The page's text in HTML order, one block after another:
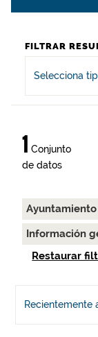
FILTRAR
Selecciona
1 Conjunto
de datos
Información
Restaurar
Recientemente